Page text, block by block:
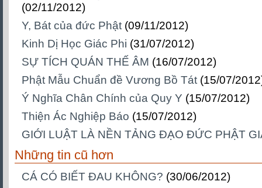
(02/11/2012)
Y, Bát của đức Phật (09/11/2012)
Kinh Dị Học Giác Phi (31/07/2012)
SỰ TÍCH QUÁN THẾ ÂM (16/07/2012)
Phật Mẫu Chuẩn đề Vương Bồ Tát (15/07/
Ý Nghĩa Chân Chính của Quy Y (15/07/2012)
Thiện Ác Nghiệp Báo (15/07/2012)
GIỚI LUẬT LÀ NỀN TẢNG ĐẠO ĐỨC PHẬT
Những tin cũ hơn
CÁ CÓ BIẾT ĐAU KHÔNG? (30/06/2012)